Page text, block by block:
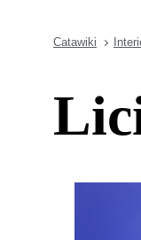
Catawiki